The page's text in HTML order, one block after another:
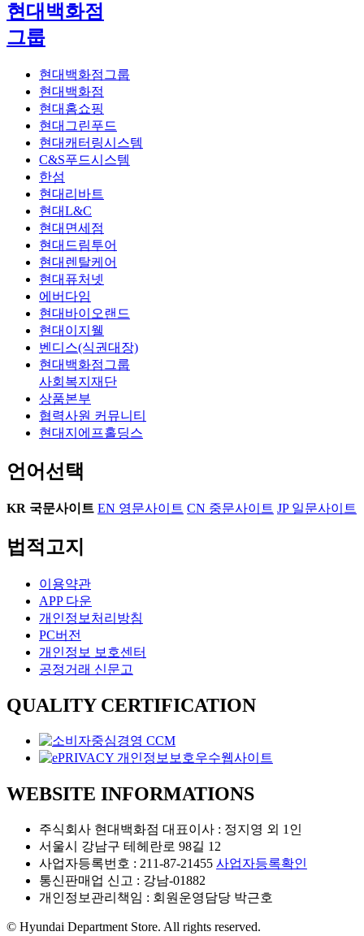
현대백화점
그룹
현대백화점그룹
현대백화점
현대홈쇼핑
현대그린푸드
현대캐터링시스템
C&S푸드시스템
한섬
현대리바트
현대L&C
현대면세점
현대드림투어
현대렌탈케어
현대퓨처넷
에버다임
현대바이오랜드
현대이지웰
벤디스(식권대장)
현대백화점그룹
사회복지재단
상품본부
협력사원 커뮤니티
현대지에프홀딩스
언어선택
KR 국문사이트 EN 영문사이트 CN 중문사이트 JP일문사이트
법적고지
이용약관
APP 다운
개인정보처리방침
PC버전
개인정보 보호센터
공정거래 신문고
QUALITY CERTIFICATION
WEBSITE INFORMATIONS
주식회사 현대백화점 대표이사 : 정지영 외 1인
서울시 강남구 테헤란로 98길 12
사업자등록번호 : 211-87-21455 사업자등록확인
통신판매업 신고 : 강남-01882
개인정보관리책임 : 회원운영담당 박근호
© Hyundai Department Store. All rights reserved.